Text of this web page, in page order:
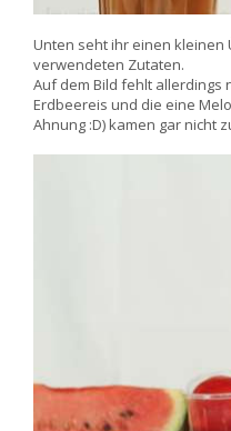
Unten seht ihr einen kleinen
verwendeten Zutaten.
Auf dem Bild fehlt allerdings
Erdbeereis und die eine
Ahnung :D) kamen gar nicht